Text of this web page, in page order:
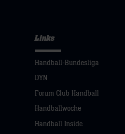
Links
Handball-Bundesliga
DYN
Forum Club Handball
Handballwoche
Handball Inside